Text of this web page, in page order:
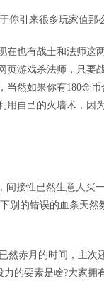
你引来很多玩家值那
在也有战士和法师这
页游戏杀法师，只要
然如果你有180金
用自己的火墙术，因
接性已然生意人买
别的错误的血条天然
赤月的时间，主次
的要素是啥?大家拥